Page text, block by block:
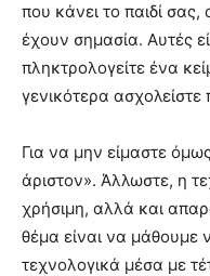
που κάνει το παιδί
έχουν σημασία. Αυτές
πληκτρολογείτε ένα
γενικότερα
Για να μην είμαστε
άριστον». Άλλωστε, η
χρήσιμη, αλλά και
θέμα είναι να μάθουμε
τεχνολογικά μέσα με